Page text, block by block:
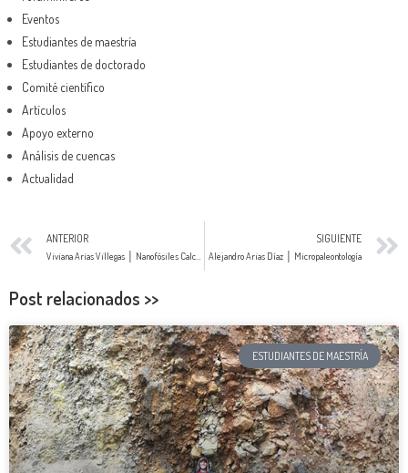
Eventos
Estudiantes de maestría
Estudiantes de doctorado
Comité científico
Artículos
Apoyo externo
Análisis de cuencas
Actualidad
ANTERIOR SIGUIENTE
Alejandro Arias Díaz │ Micropaleontología
Post relacionados >>
ESTUDIANTES DE MAESTRÍA